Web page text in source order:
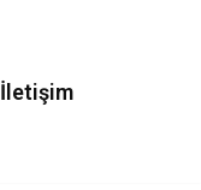
İletişim